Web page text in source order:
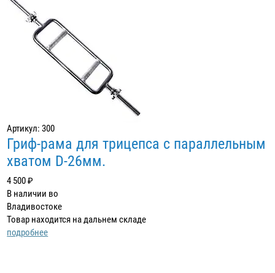
Артикул: 300
Гриф-рама для трицепса с параллельным
хватом D-26мм.
4 500 ₽
В наличии во
Владивостоке
Товар находится на дальнем складе
подробнее